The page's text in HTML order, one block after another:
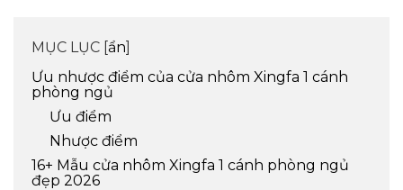
MỤC LỤC [ẩn]
Ưu nhược điểm của cửa nhôm Xingfa 1 cánh
phòng ngủ
Ưu điểm
Nhược điểm
16+ Mẫu cửa nhôm Xingfa 1 cánh phòng ngủ
đẹp 2026